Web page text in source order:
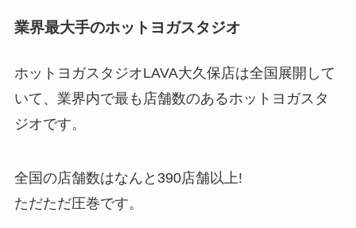
業界最大手のホットヨガスタジオ
ホットヨガスタジオLAVA大久保店は全国展開して
いて、業界内で最も店舗数のあるホットヨガスタ
ジオです。
全国の店舗数はなんと 390店舗以上!
ただただ圧巻です。